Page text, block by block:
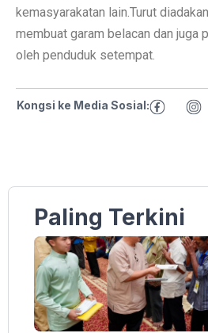
kemasyarakatan lain.Turut
membuat garam belacan dan juga
oleh penduduk setempat.
Kongsi ke Media Sosial:
Paling Terkini